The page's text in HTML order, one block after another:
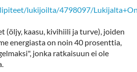
lukijoilta/4798097/
(öljy, kaasu, kivihiili ja turve), joiden
energiasta on noin 40 prosenttia,
jonka ratkaisuun ei ole